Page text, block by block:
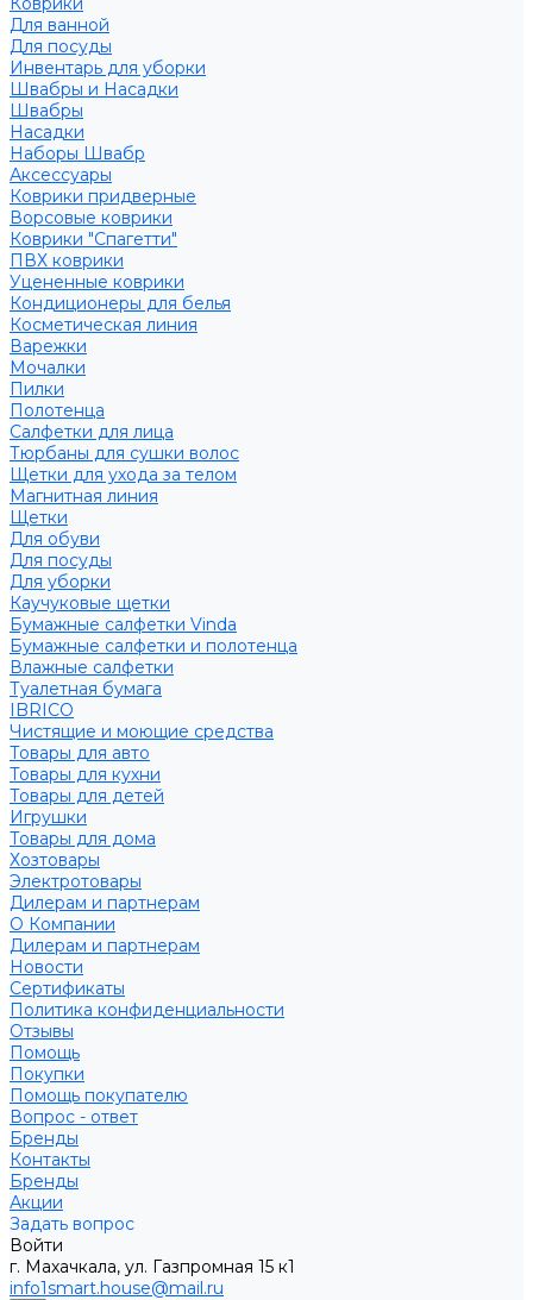
Для ванной
Для посуды
Инвентарь для уборки
Швабры и Насадки
Швабры
Насадки
Наборы Швабр
Аксессуары
Коврики придверные
Ворсовые коврики
Коврики "Спагетти"
ПВХ коврики
Уцененные коврики
Кондиционеры для белья
Косметическая линия
Варежки
Мочалки
Пилки
Полотенца
Салфетки для лица
Тюрбаны для сушки волос
Щетки для ухода за телом
Магнитная линия
Щетки
Для обуви
Для посуды
Для уборки
Каучуковые щетки
Бумажные салфетки Vinda
Бумажные салфетки и полотенца
Влажные салфетки
Туалетная бумага
IBRICO
Чистящие и моющие средства
Товары для авто
Товары для кухни
Товары для детей
Игрушки
Товары для дома
Хозтовары
Электротовары
Дилерам и партнерам
О Компании
Дилерам и партнерам
Новости
Сертификаты
Политика конфиденциальности
Отзывы
Помощь
Покупки
Помощь покупателю
Вопрос - ответ
Бренды
Контакты
Бренды
Акции
Задать вопрос
Войти
г. Махачкала, ул. Газпромная 15 к1
info1smart.house@mail.ru